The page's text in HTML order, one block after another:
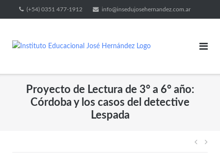
(+54) 0351 477-1912 info@insedujosehernandez.com.ar
Proyecto de Lectura de 3° a 6° año:
Córdoba y los casos del detective
Lespada